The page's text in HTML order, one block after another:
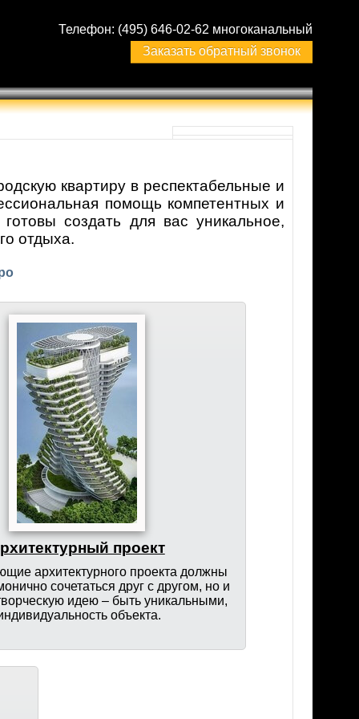
Телефон: (495) 646-02-62 многоканальный
Заказать обратный звонок
квартиру в респектабельные и
помощь компетентных и
создать для вас уникальное,
отдыха.
проект
архитектурного проекта должны
сочетаться друг с другом, но и
идею – быть уникальными,
объекта.